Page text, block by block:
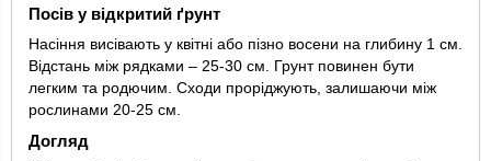
Посів у відкритий ґрунт
Насіння висівають у квітні або пізно восени на глибину 1 см.
Відстань між рядками – 25-30 см. Грунт повинен бути
легким та родючим. Сходи проріджують, залишаючи між
рослинами 20-25 см.
Догляд